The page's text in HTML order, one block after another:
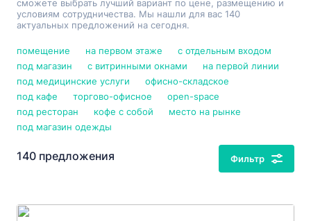
сможете выбрать лучший вариант по цене, размещению и
условиям сотрудничества. Мы нашли для вас 140
актуальных предложений на сегодня.
помещение на первом этаже
с отдельным входом
под магазин
с витринными окнами
на первой линии
под медицинские услуги
офисно-складское
под кафе
торгово-офисное
open-space
под ресторан
кофе с собой
место на рынке
под магазин одежды
140 предложения Фильтр